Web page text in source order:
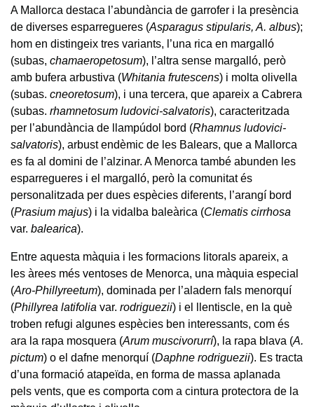
A Mallorca destaca l’abundància de garrofer i la presència
de diverses esparregueres (Asparagus stipularis, A. albus);
hom en distingeix tres variants, l’una rica en margalló
(subas, chamaeropetosum), l’altra sense margalló, però
amb bufera arbustiva (Whitania frutescens) i molta olivella
(subas. cneoretosum), i una tercera, que apareix a Cabrera
(subas. rhamnetosum ludovici-salvatoris), caracteritzada
per l’abundància de llampúdol bord (Rhamnus ludovici-
salvatoris), arbust endèmic de les Balears, que a Mallorca
es fa al domini de l’alzinar. A Menorca també abunden les
esparregueres i el margalló, però la comunitat és
personalitzada per dues espècies diferents, l’arangí bord
(Prasium majus) i la vidalba baleàrica (Clematis cirrhosa
var. balearica).
Entre aquesta màquia i les formacions litorals apareix, a
les àrees més ventoses de Menorca, una màquia especial
(Aro-Phillyreetum), dominada per l’aladern fals menorquí
(Phillyrea latifolia var. rodriguezii) i el llentiscle, en la què
troben refugi algunes espècies ben interessants, com és
ara la rapa mosquera (Arum muscivorurrí), la rapa blava (A.
pictum) o el dafne menorquí (Daphne rodriguezii). Es tracta
d’una formació atapeïda, en forma de massa aplanada
pels vents, que es comporta com a cintura protectora de la